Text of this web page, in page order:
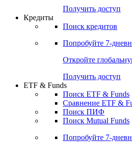
Получить доступ
Кредиты
Поиск кредитов
Попробуйте 7-
Откройте
Получить доступ
ETF & Funds
Поиск ETF & Funds
Сравнение ETF &
Поиск ПИФ
Поиск Mutual Funds
Попробуйте 7-